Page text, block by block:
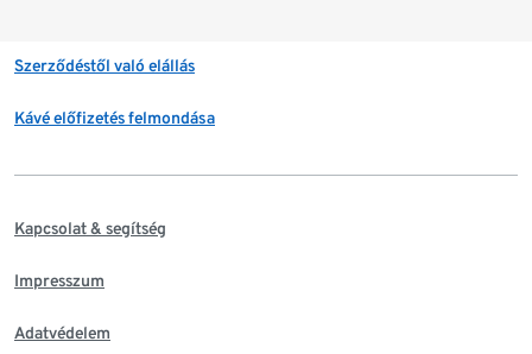
Szerződéstől való elállás
Kávé előfizetés felmondása
Kapcsolat & segítség
Impresszum
Adatvédelem